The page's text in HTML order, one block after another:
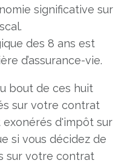
significative sur
des 8 ans est
d’assurance-vie.
bout de ces huit
sur votre contrat
d'impôt sur
si vous décidez de
sur votre contrat